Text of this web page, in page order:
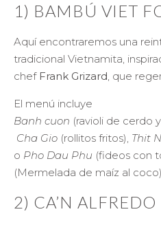
1) BAMBÚ VIET
Aquí encontraremos una
tradicional Vietnamita,
chef Frank Grizard, que
El menú incluye
Banh cuon (ravioli de cerdo
Cha Gio (rollitos fritos), Thit
o Pho Dau Phu (fideos con
(Mermelada de maíz al coco).
2) CA’N ALFREDO